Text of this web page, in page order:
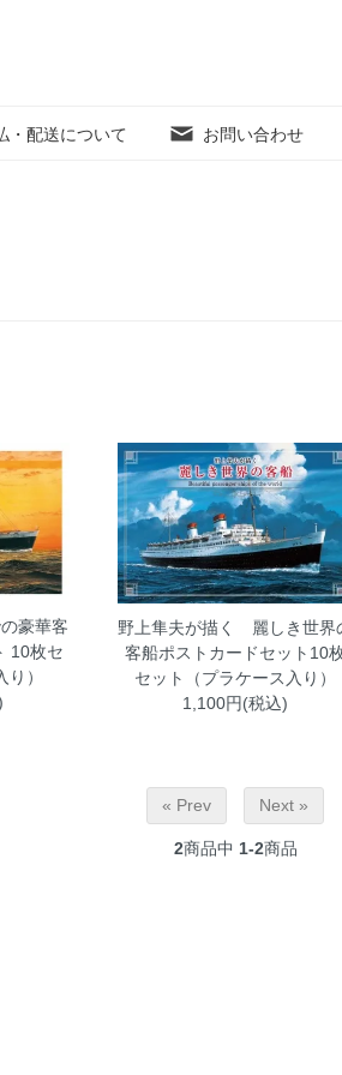
・配送について お問い合わせ
豪華客
10枚セ
）
野上隼夫が描く 麗しき世界
客船ポストカードセット10
セット（プラケース入り）
1,100円(税込)
« Prev Next »
2商品中 1-2商品